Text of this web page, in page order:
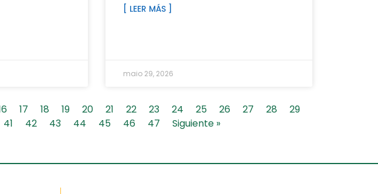
[ LEER MÁS ]
maio 29, 2026
17 18 19 20 21 22 23 24 25 26 27 28
29
41 42 43 44 45 46 47 Siguiente »